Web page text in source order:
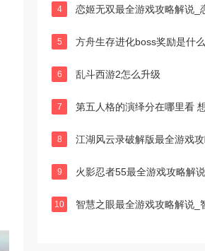
4
5 方舟生存进化boss奖励是什么
6 乱斗西游2怎么升级
7
8
9
10